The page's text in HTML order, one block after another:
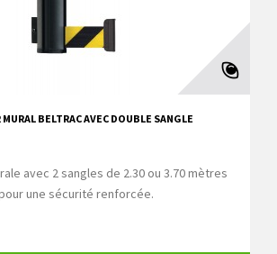
BELTRAC AVEC DOUBLE SANGLE
avec 2 sangles de 2.30 ou 3.70 mètres
une sécurité renforcée.